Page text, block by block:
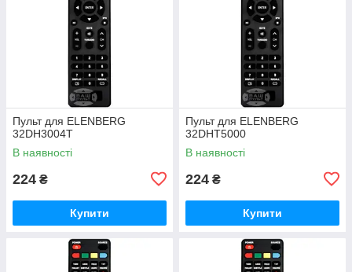
Пульт для ELENBERG
32DH3004T
В наявності
224 ₴
Купити
Пульт для ELENBERG
32DHT5000
В наявності
224 ₴
Купити